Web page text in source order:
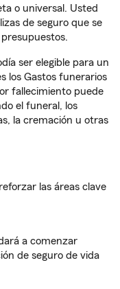
o universal. Usted
de seguro que se
ser elegible para un
los Gastos funerarios
fallecimiento puede
el funeral, los
la cremación u otras
las áreas clave
a comenzar
de seguro de vida